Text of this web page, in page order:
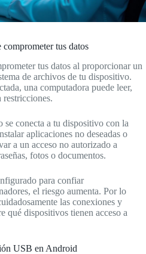
tus datos
tus datos al proporcionar un
de archivos de tu dispositivo.
una computadora puede leer,
conecta a tu dispositivo con la
aplicaciones no deseadas o
a un acceso no autorizado a
fotos o documentos.
para confiar
el riesgo aumenta. Por lo
las conexiones y
qué dispositivos tienen acceso a
USB en Android